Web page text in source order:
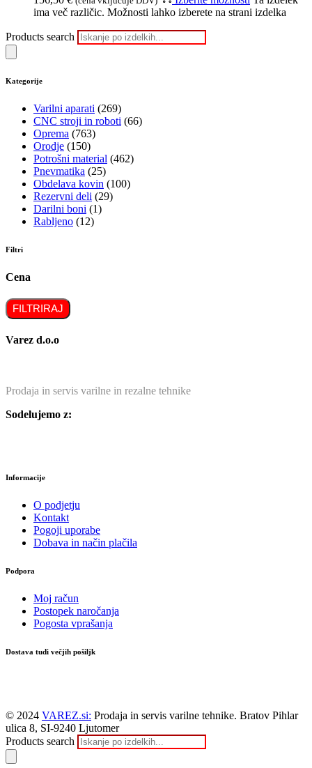
ima več različic. Možnosti lahko izberete na strani izdelka
Products search
Kategorije
Varilni aparati (269)
CNC stroji in roboti (66)
Oprema (763)
Orodje (150)
Potrošni material (462)
Pnevmatika (25)
Obdelava kovin (100)
Rezervni deli (29)
Darilni boni (1)
Rabljeno (12)
Filtri
Cena
FILTRIRAJ
Varez d.o.o
Prodaja in servis varilne in rezalne tehnike
Sodelujemo z:
Informacije
O podjetju
Kontakt
Pogoji uporabe
Dobava in način plačila
Podpora
Moj račun
Postopek naročanja
Pogosta vprašanja
Dostava tudi večjih pošiljk
© 2024 VAREZ.si: Prodaja in servis varilne tehnike. Bratov Pihlar
ulica 8, SI-9240 Ljutomer
Products search